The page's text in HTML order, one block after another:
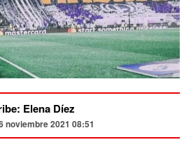
Elena Díez
noviembre 2021 08:51